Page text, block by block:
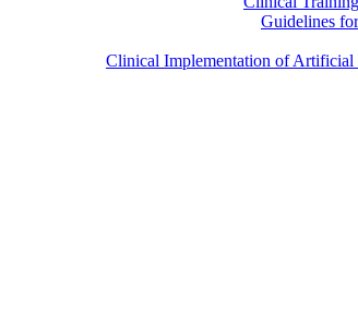
Guidelines
Clinical Implementation of Artificial